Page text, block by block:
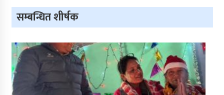
सम्बन्धित शीर्षक